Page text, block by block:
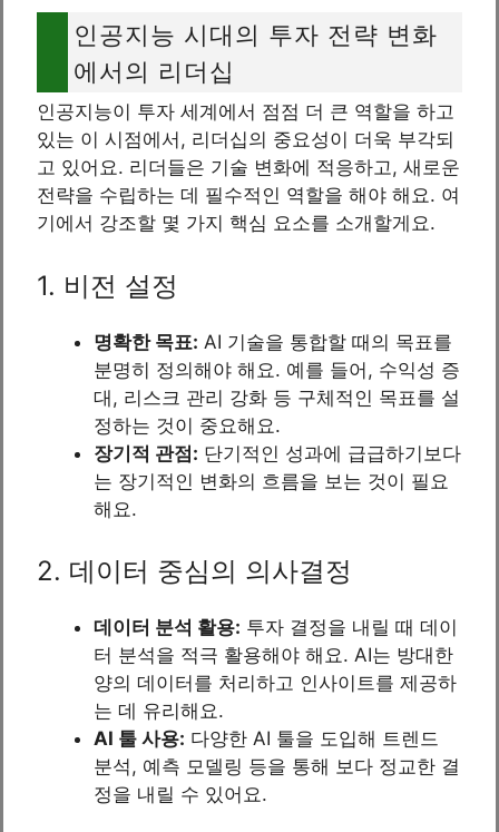
인공지능 시대의 투자 전략 변화
에서의 리더십
인공지능이 투자 세계에서 점점 더 큰 역할을 하고
있는 이 시점에서, 리더십의 중요성이 더욱 부각되
고 있어요. 리더들은 기술 변화에 적응하고, 새로운
전략을 수립하는 데 필수적인 역할을 해야 해요. 여
기에서 강조할 몇 가지 핵심 요소를 소개할게요.
1. 비전 설정
명확한 목표: AI 기술을 통합할 때의 목표를
분명히 정의해야 해요. 예를 들어, 수익성 증
대, 리스크 관리 강화 등 구체적인 목표를 설
정하는 것이 중요해요.
장기적 관점: 단기적인 성과에 급급하기보다
는 장기적인 변화의 흐름을 보는 것이 필요
해요.
2. 데이터 중심의 의사결정
데이터 분석 활용: 투자 결정을 내릴 때 데이
터 분석을 적극 활용해야 해요. AI는 방대한
양의 데이터를 처리하고 인사이트를 제공하
는 데 유리해요.
AI 툴 사용: 다양한 AI 툴을 도입해 트렌드
분석, 예측 모델링 등을 통해 보다 정교한 결
정을 내릴 수 있어요.